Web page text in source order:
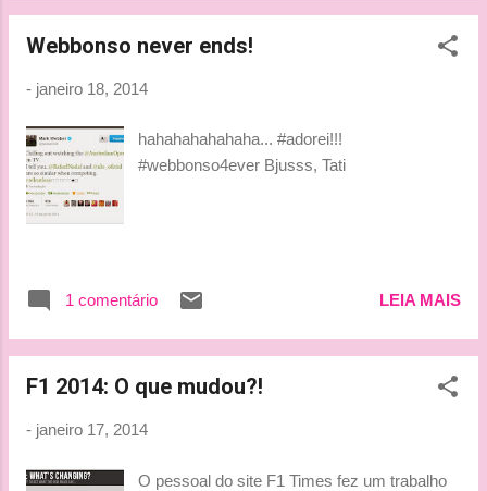
ano com vitória. Neste domingo ele só
conquistado ontem, sobre Bryan Bouffier, o
em quarto Mads Ostberg, ambos da Citroën.
ficando na sétima colocação. Abaixo deixo
dois vídeos para vocês. E o melhor é o
segundo: Winter is coming!!! rsrsrsrs
#GoTFeelings Classificação final do Rali de
Webbonso never ends!
- janeiro 18, 2014
hahahahahahaha... #adorei!!!
#webbonso4ever Bjusss, Tati
1 comentário LEIA MAIS
F1 2014: O que mudou?!
- janeiro 17, 2014
O pessoal do site F1 Times fez um trabalho